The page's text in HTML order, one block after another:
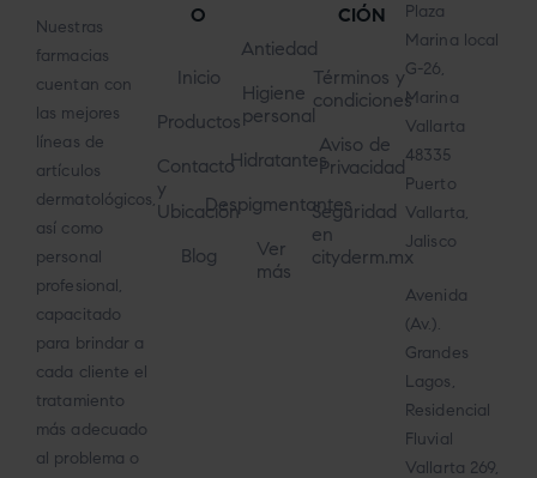
Nuestras
farmacias
cuentan con
las mejores
líneas de
artículos
dermatológicos,
así como
personal
profesional,
capacitado
para brindar a
cada cliente el
tratamiento
más adecuado
al problema o
O
Inicio
Productos
Contacto
y
Ubicación
Blog
Antiedad
Higiene
personal
Hidratantes
Despigmentantes
Ver
más
CIÓN
Términos y
condiciones
Aviso de
Privacidad
Seguridad
en
cityderm.mx
Plaza
Marina local
G-26,
Marina
Vallarta
48335
Puerto
Vallarta,
Jalisco
Avenida
(Av.).
Grandes
Lagos,
Residencial
Fluvial
Vallarta 269,